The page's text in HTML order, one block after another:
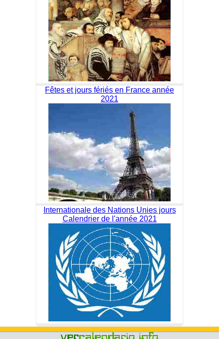
Fêtes et jours fériés en France année
2021
Internationale des Nations Unies jours
Calendrier de l'année 2021